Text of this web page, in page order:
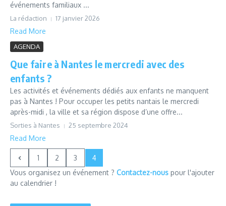
événements familiaux ...
La rédaction 17 janvier 2026
Read More
AGENDA
Que faire à Nantes le mercredi avec des
enfants ?
Les activités et événements dédiés aux enfants ne manquent
pas à Nantes ! Pour occuper les petits nantais le mercredi
après-midi , la ville et sa région dispose d’une offre...
Sorties à Nantes 25 septembre 2024
Read More
1 2 3
4
Vous organisez un événement ? Contactez-nous pour l'ajouter
au calendrier !